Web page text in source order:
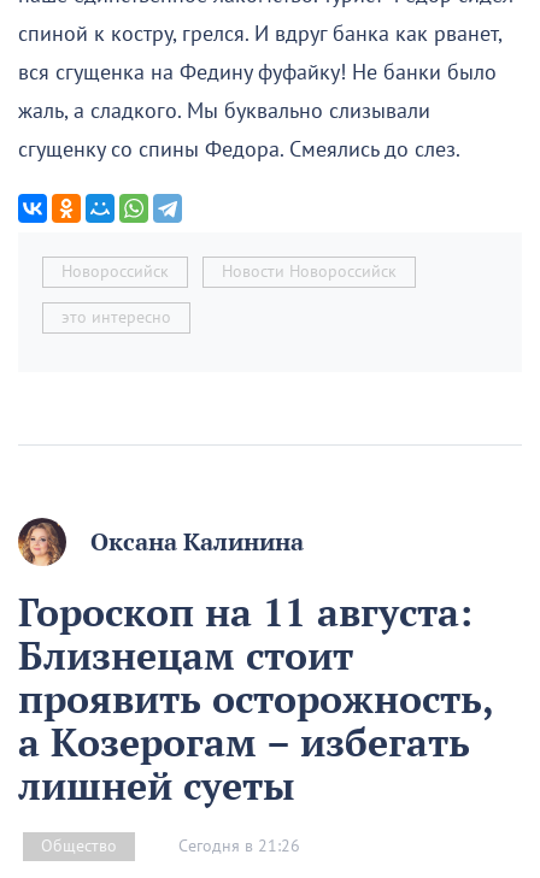
спиной к костру, грелся. И вдруг банка как рванет,
вся сгущенка на Федину фуфайку! Не банки было
жаль, а сладкого. Мы буквально слизывали
сгущенку со спины Федора. Смеялись до слез.
Новороссийск Новости Новороссийск
это интересно
Оксана Калинина
Гороскоп на 11 августа:
Близнецам стоит
проявить осторожность,
а Козерогам – избегать
лишней суеты
Общество Сегодня в 21:26